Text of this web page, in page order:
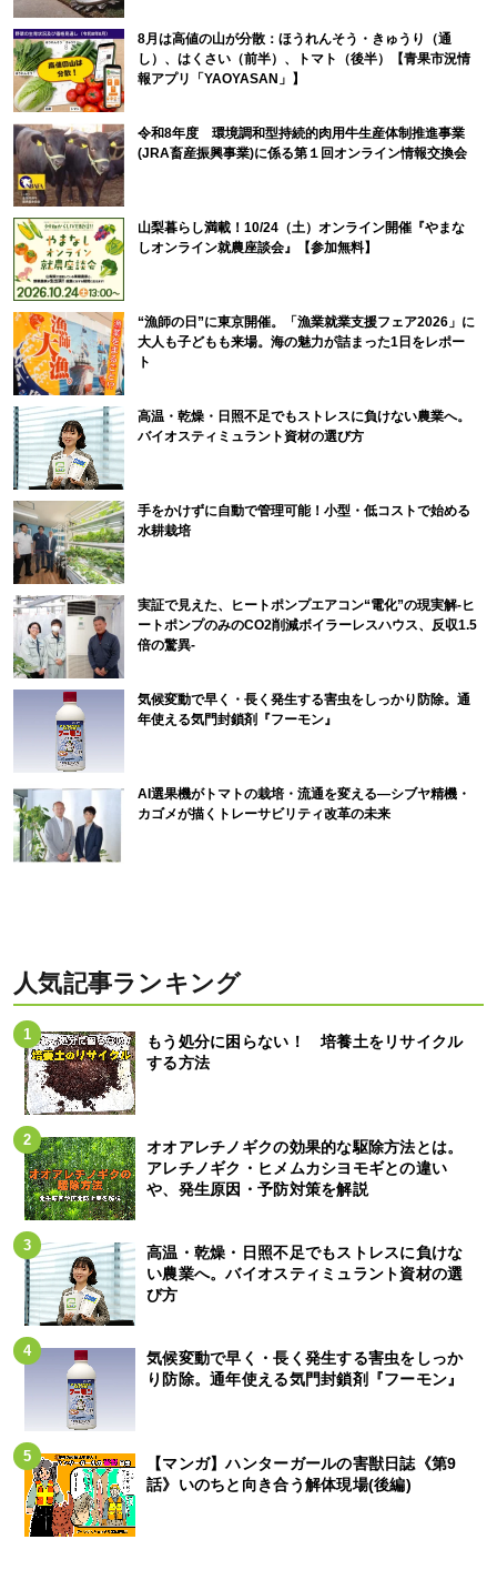
8月は高値の山が分散：ほうれんそう・きゅうり（通
し）、はくさい（前半）、トマト（後半）【青果市況情
報アプリ「YAOYASAN」】
令和8年度 環境調和型持続的肉用牛生産体制推進事業
(JRA畜産振興事業)に係る第１回オンライン情報交換会
山梨暮らし満載！10/24（土）オンライン開催『やまな
しオンライン就農座談会』【参加無料】
“漁師の日”に東京開催。「漁業就業支援フェア2026」に
大人も子どもも来場。海の魅力が詰まった1日をレポー
ト
高温・乾燥・日照不足でもストレスに負けない農業へ。
バイオスティミュラント資材の選び方
手をかけずに自動で管理可能！小型・低コストで始める
水耕栽培
実証で見えた、ヒートポンプエアコン“電化”の現実解-ヒ
ートポンプのみのCO2削減ボイラーレスハウス、反収1.5
倍の驚異-
気候変動で早く・長く発生する害虫をしっかり防除。通
年使える気門封鎖剤『フーモン』
AI選果機がトマトの栽培・流通を変える―シブヤ精機・
カゴメが描くトレーサビリティ改革の未来
人気記事ランキング
もう処分に困らない！ 培養土をリサイクル
する方法
オオアレチノギクの効果的な駆除方法とは。
アレチノギク・ヒメムカシヨモギとの違い
や、発生原因・予防対策を解説
高温・乾燥・日照不足でもストレスに負けな
い農業へ。バイオスティミュラント資材の選
び方
気候変動で早く・長く発生する害虫をしっか
り防除。通年使える気門封鎖剤『フーモン』
【マンガ】ハンターガールの害獣日誌《第9
話》いのちと向き合う解体現場(後編)